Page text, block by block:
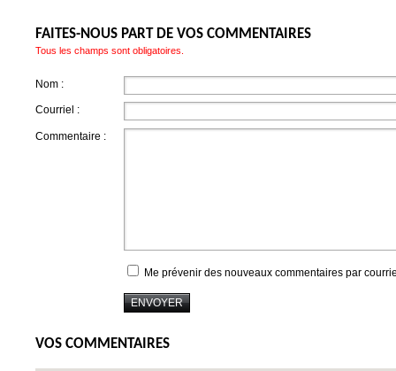
FAITES-NOUS PART DE VOS COMMENTAIRES
Tous les champs sont obligatoires.
Nom :
Courriel :
Commentaire :
Me prévenir des nouveaux commentaires par
ENVOYER
VOS COMMENTAIRES